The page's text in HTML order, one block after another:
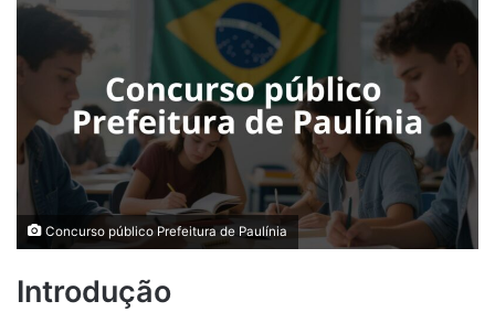
Concurso público Prefeitura de Paulínia
Introdução